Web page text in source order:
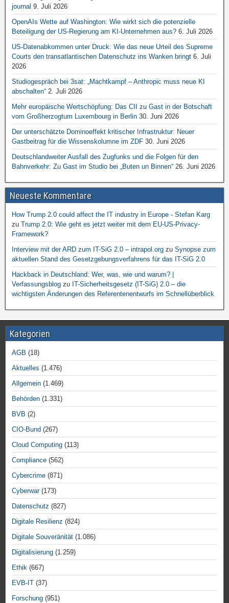
journal 9. Juli 2026
OpenAIs Wette auf Washington: Wie wirkt sich die potenzielle
Beteiligung der US-Regierung am KI-Unternehmen aus? 6. Juli 2026
US-Datenabkommen unter Druck: Wie das neue Urteil des Supreme
Courts den transatlantischen Datenschutz ins Wanken bringt 6. Juli
2026
Studiogespräch bei 3sat: „Machtkampf – Anthropic muss neue KI
abschalten“ 2. Juli 2026
Mehr europäische Wertschöpfung: Das CII zu Gast in der Botschaft
vom Großherzogtum Luxembourg in Berlin 30. Juni 2026
Der unterschätzte Dominoeffekt kritischer Infrastruktur: Neuer
Gastbeitrag für die Wissenskolumne im ZDF 30. Juni 2026
Deutschlandweiter Ausfall des Zugfunks und die Folgen für den
Bahnverkehr: Zu Gast im Studio bei „Buten un Binnen“ 26. Juni 2026
Neueste Kommentare
How Trump 2.0 could affect the IT industry in Europe - Stefan Karg
zu Trump 2.0: Wie geht es jetzt weiter mit dem EU-US-Privacy-
Framework?
Interview mit der ARD zum IT-SiG 2.0 – intrapol.org zu Synopse zum
aktuellen Stand des Gesetzgebungsverfahrens für das IT-SiG 2.0
Hackback in Deutschland: Wer, was, wie und warum? |
Verfassungsblog zu IT-Sicherheitsgesetz (IT-SiG) 2.0 – die
wichtigsten Änderungen des Referentenentwurfs im Schnellüberblick
Kategorien
AGB (18)
Aktuelles (1.476)
Allgemein (1.469)
Behörden (1.331)
BVB (2)
CIO-Bund (267)
Cloud Computing (113)
Compliance (562)
Cybercrime (871)
Cyberwar(173)
Datenschutz (827)
Digitale Resilienz (824)
Digitale Souveränität (1.086)
Digitalisierung (1.259)
Ethik (667)
EVB-IT (37)
Forschung (951)